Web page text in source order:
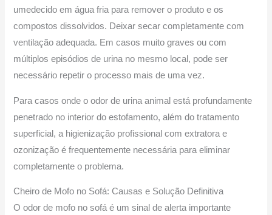
umedecido em água fria para remover o produto e os
compostos dissolvidos. Deixar secar completamente com
ventilação adequada. Em casos muito graves ou com
múltiplos episódios de urina no mesmo local, pode ser
necessário repetir o processo mais de uma vez.
Para casos onde o odor de urina animal está profundamente
penetrado no interior do estofamento, além do tratamento
superficial, a higienização profissional com extratora e
ozonização é frequentemente necessária para eliminar
completamente o problema.
Cheiro de Mofo no Sofá: Causas e Solução Definitiva
O odor de mofo no sofá é um sinal de alerta importante